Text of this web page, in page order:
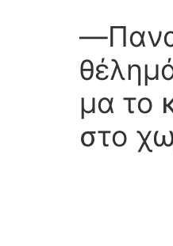
μα το
στο